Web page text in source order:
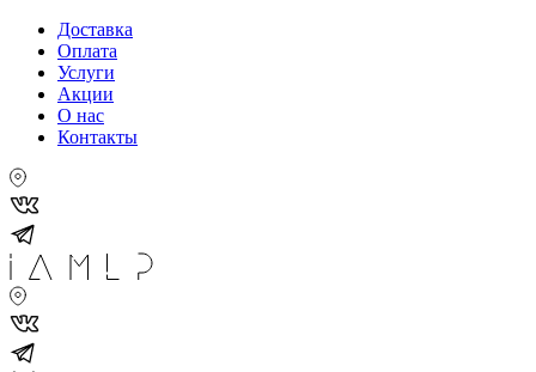
Доставка
Оплата
Услуги
Акции
О нас
Контакты